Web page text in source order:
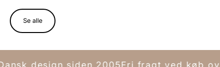
Se alle
design siden 2005Fri fragt ved køb